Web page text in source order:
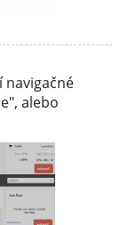
navigačné
alebo